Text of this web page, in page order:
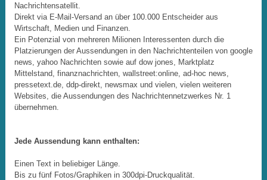
Nachrichtensatellit.
Direkt via E-Mail-Versand an über 100.000 Entscheider aus
Wirtschaft, Medien und Finanzen.
Ein Potenzial von mehreren Milionen Interessenten durch die
Platzierungen der Aussendungen in den Nachrichtenteilen von google
news, yahoo Nachrichten sowie auf dow jones, Marktplatz
Mittelstand, finanznachrichten, wallstreet:online, ad-hoc news,
pressetext.de, ddp-direkt, newsmax und vielen, vielen weiteren
Websites, die Aussendungen des Nachrichtennetzwerkes Nr. 1
übernehmen.
Jede Aussendung kann enthalten:
Einen Text in beliebiger Länge.
Bis zu fünf Fotos/Graphiken in 300dpi-Druckqualität.